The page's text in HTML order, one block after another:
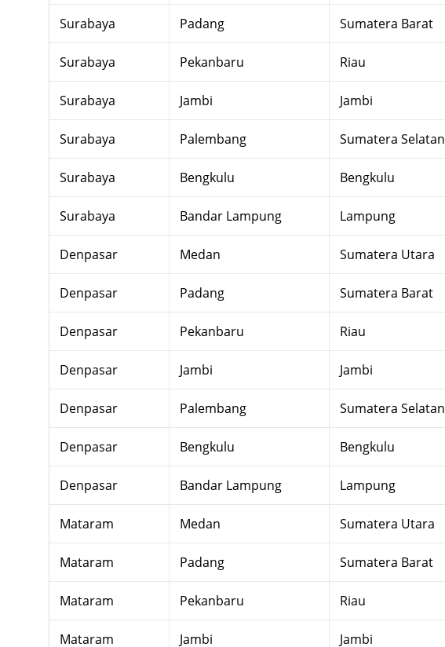
Surabaya Padang Sumatera Barat
Surabaya Pekanbaru Riau
Surabaya Jambi Jambi
Surabaya Palembang Sumatera Selatan
Surabaya Bengkulu Bengkulu
Surabaya Bandar Lampung Lampung
Denpasar Medan Sumatera Utara
Denpasar Padang Sumatera Barat
Denpasar Pekanbaru Riau
Denpasar Jambi Jambi
Denpasar Palembang Sumatera Selatan
Denpasar Bengkulu Bengkulu
Denpasar Bandar Lampung Lampung
Mataram Medan Sumatera Utara
Mataram Padang Sumatera Barat
Mataram Pekanbaru Riau
Mataram Jambi Jambi